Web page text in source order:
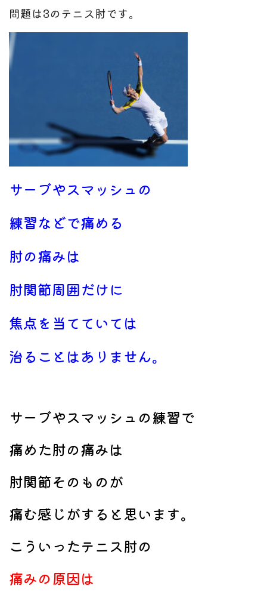
問題は3のテニス肘です。
サーブやスマッシュの
練習などで痛める
肘の痛みは
肘関節周囲だけに
焦点を当てていては
治ることはありません。
サーブやスマッシュの練習で
痛めた肘の痛みは
肘関節そのものが
痛む感じがすると思います。
こういったテニス肘の
痛みの原因は